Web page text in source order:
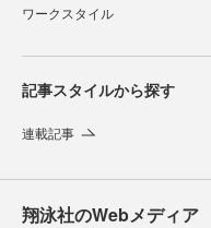
ワークスタイル
記事スタイルから探す
連載記事
翔泳社のWebメディア